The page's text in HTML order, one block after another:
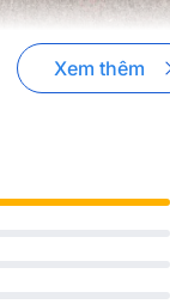
KP600
vỏ được
Với kích thước
dụng.
Xem thêm